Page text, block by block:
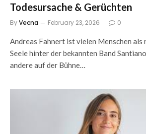
Todesursache & Gerüchten
ByVecna February 23, 2026 0
Andreas Fahnert ist vielen Menschen als
Seele hinter der bekannten Band
andere auf der Bühne…